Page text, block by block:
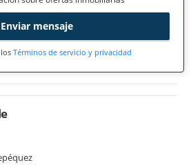
Enviar mensaje
Términos de servicio y privacidad